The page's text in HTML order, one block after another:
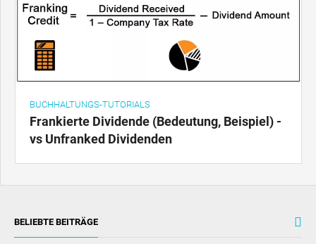
BUCHHALTUNGS-TUTORIALS
Frankierte Dividende (Bedeutung, Beispiel) -
vs Unfranked Dividenden
BELIEBTE BEITRÄGE